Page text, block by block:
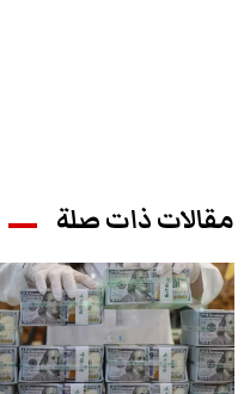
مقالات ذات صلة